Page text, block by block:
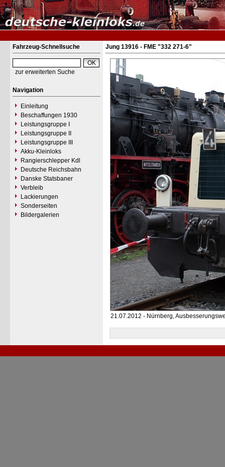
Fahrzeug-Schnellsuche
zur erweiterten Suche
Navigation
Einleitung
Beschaffungen 1930
Leistungsgruppe I
Leistungsgruppe II
Leistungsgruppe III
Akku-Kleinloks
Rangierschlepper Kdl
Deutsche Reichsbahn
Danske Statsbaner
Verbleib
Lackierungen
Sonderseiten
Bildergalerien
Jung 13916 - FME "332 271-6"
21.07.2012 - Nürnberg,